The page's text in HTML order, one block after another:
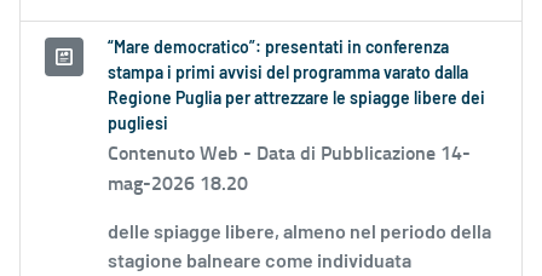
“Mare democratico”: presentati in conferenza
stampa i primi avvisi del programma varato dalla
Regione Puglia per attrezzare le spiagge libere dei
pugliesi
Contenuto Web - Data di Pubblicazione 14-
mag-2026 18.20
delle spiagge libere, almeno nel periodo della
stagione balneare come individuata